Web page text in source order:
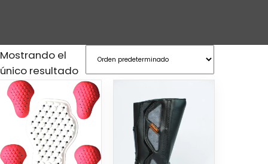
Mostrando el
único resultado